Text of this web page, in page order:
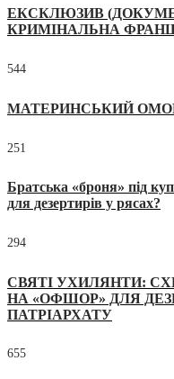
ЕКСКЛЮЗИВ
КРИМІНАЛЬНА
544
МАТЕРИНСЬКИЙ
251
Братська «броня» під
для дезертирів у рясах?
294
СВЯТІ УХИЛЯНТИ:
НА «ОФШОР» ДЛЯ
ПАТРІАРХАТУ
655